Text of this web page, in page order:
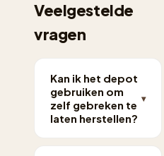
Veelgestelde
vragen
Kan ik het depot
gebruiken om
zelf gebreken te
laten herstellen?
▾